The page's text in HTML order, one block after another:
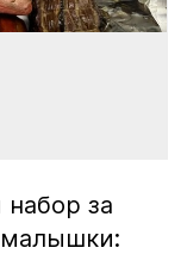
за
малышки: